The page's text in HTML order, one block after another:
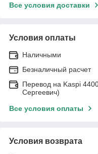
Все условия доставки
Условия оплаты
Наличными
Безналичный расчет
Перевод на Kaspi
Сергеевич)
Все условия оплаты
Условия возврата